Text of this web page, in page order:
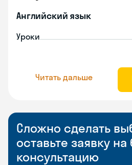
Английский язык
Уроки
Читать дальше
Сложно сделать
оставьте заявку
консультацию